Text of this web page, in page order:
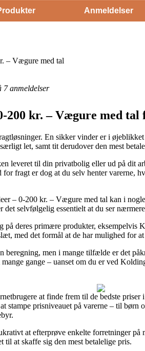
Anmeldelser
– Vægure med tal
7 anmeldelser
200 kr. – Vægure med tal
En sikker vinder er i
let, samt tit derudover den mest
leveret til din privatbolig eller ud på dit
fragt er dog at du selv henter varerne,
– 0-200 kr. – Vægure med tal kan i
selvfølgelig essentielt at du ser
på deres primære produkter,
med det formål at de har mulighed for
beregning, men i mange tilfælde er det
gange – uanset om du er ved
at finde frem til de bedste
stampe prisniveauet på varerne – til
at efterprøve enkelte forretninger
til at skaffe sig den mest betalelige pris.